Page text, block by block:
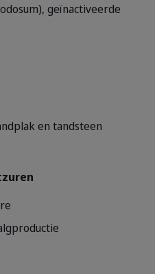
geïnactiveerde
en tandsteen